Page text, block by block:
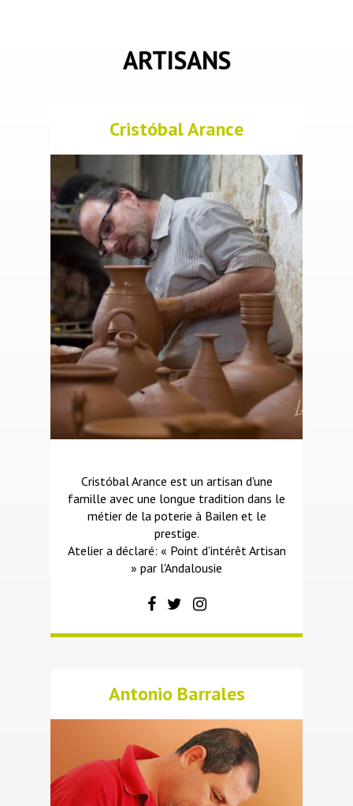
ARTISANS
Cristóbal Arance
Cristóbal Arance est un artisan d'une
famille avec une longue tradition dans le
métier de la poterie à Bailen et le
prestige.
Atelier a déclaré: « Point d'intérêt Artisan
» par l'Andalousie
Antonio Barrales